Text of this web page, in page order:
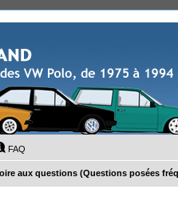
FAQ
aux questions (Questions posées